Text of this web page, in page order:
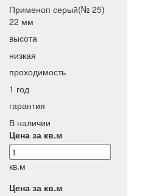
Применоп серый(№ 25)
22 мм
высота
низкая
проходимость
1 год
гарантия
В наличии
Цена за кв.м
кв.м
Цена за кв.м